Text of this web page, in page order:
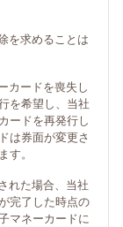
を求めることは
カードを喪失し
を希望し、当社
ードを再発行し
は券面が変更さ
す。
れた場合、当社
完了した時点の
マネーカードに